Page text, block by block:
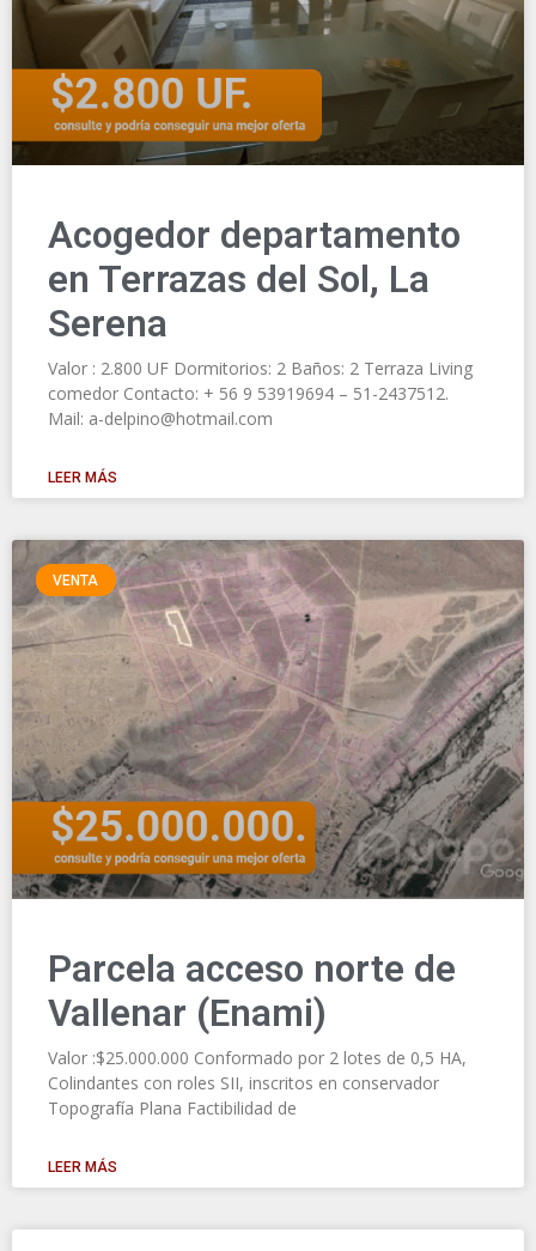
Acogedor departamento
en Terrazas del Sol, La
Serena
Valor : 2.800 UF Dormitorios: 2 Baños: 2 Terraza Living
comedor Contacto: + 56 9 53919694 – 51-2437512.
Mail: a-delpino@hotmail.com
LEER MÁS
VENTA
Parcela acceso norte de
Vallenar (Enami)
Valor :$25.000.000 Conformado por 2 lotes de 0,5 HA,
Colindantes con roles SII, inscritos en conservador
Topografía Plana Factibilidad de
LEER MÁS